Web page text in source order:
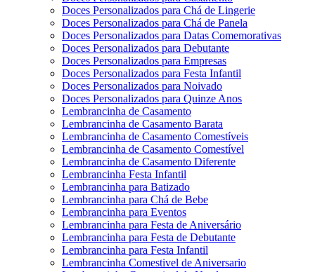
Doces Personalizados para Chá de Lingerie
Doces Personalizados para Chá de Panela
Doces Personalizados para Datas Comemorativas
Doces Personalizados para Debutante
Doces Personalizados para Empresas
Doces Personalizados para Festa Infantil
Doces Personalizados para Noivado
Doces Personalizados para Quinze Anos
Lembrancinha de Casamento
Lembrancinha de Casamento Barata
Lembrancinha de Casamento Comestíveis
Lembrancinha de Casamento Comestível
Lembrancinha de Casamento Diferente
Lembrancinha Festa Infantil
Lembrancinha para Batizado
Lembrancinha para Chá de Bebe
Lembrancinha para Eventos
Lembrancinha para Festa de Aniversário
Lembrancinha para Festa de Debutante
Lembrancinha para Festa Infantil
Lembrancinha Comestivel de Aniversario